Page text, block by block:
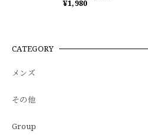
¥1,980
CATEGORY
メンズ
その他
Group